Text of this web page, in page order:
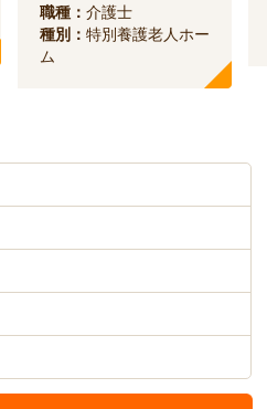
職種：介護士
種別：特別養護老人ホー
ム